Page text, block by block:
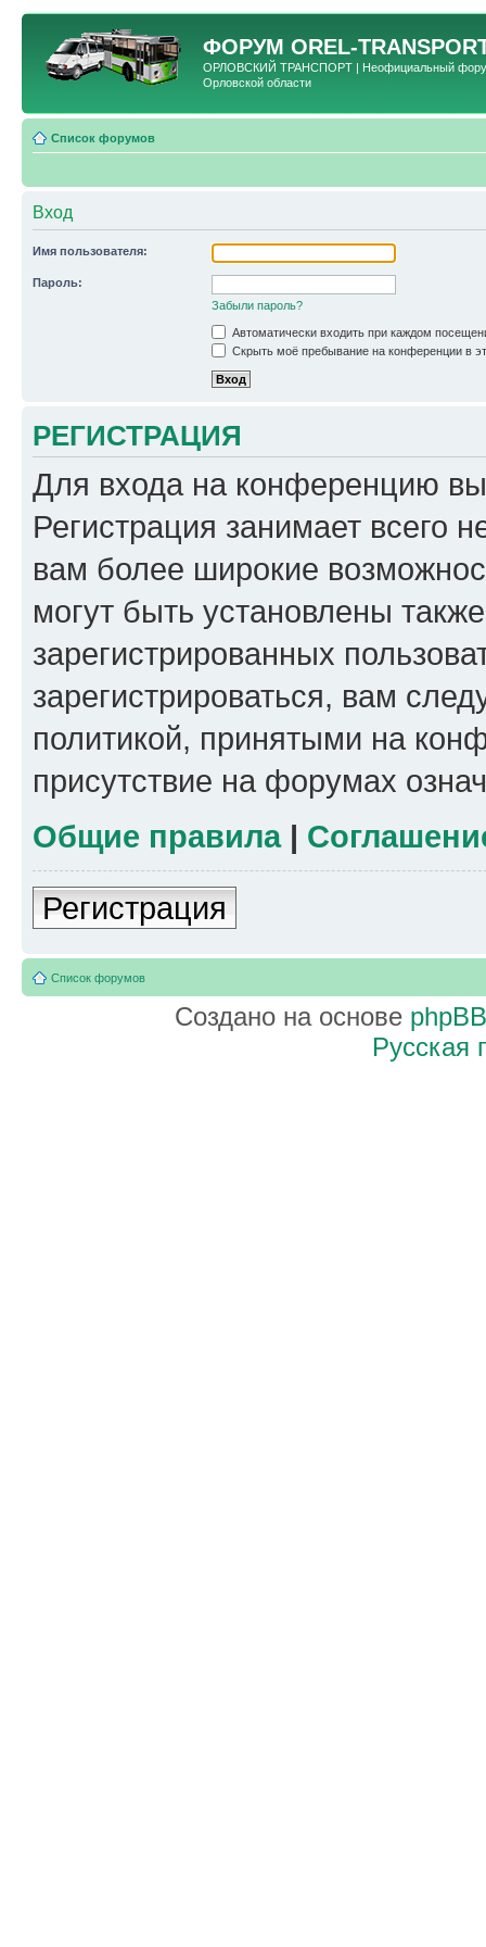
ФОРУМ OREL-
ОРЛОВСКИЙ ТРАНСПОРТ | Неофициальный форум
Орловской области
Список форумов
Вход
Имя пользователя:
Пароль:
Забыли пароль?
Автоматически входить при каждом
Скрыть моё пребывание на конференции в
РЕГИСТРАЦИЯ
Для входа на конференцию
Регистрация занимает всего
вам более широкие
могут быть установлены
зарегистрированных
зарегистрироваться, вам
политикой, принятыми на
присутствие на форумах
Общие правила|
Регистрация
Список форумов
Создано на основе phpBB
Русская